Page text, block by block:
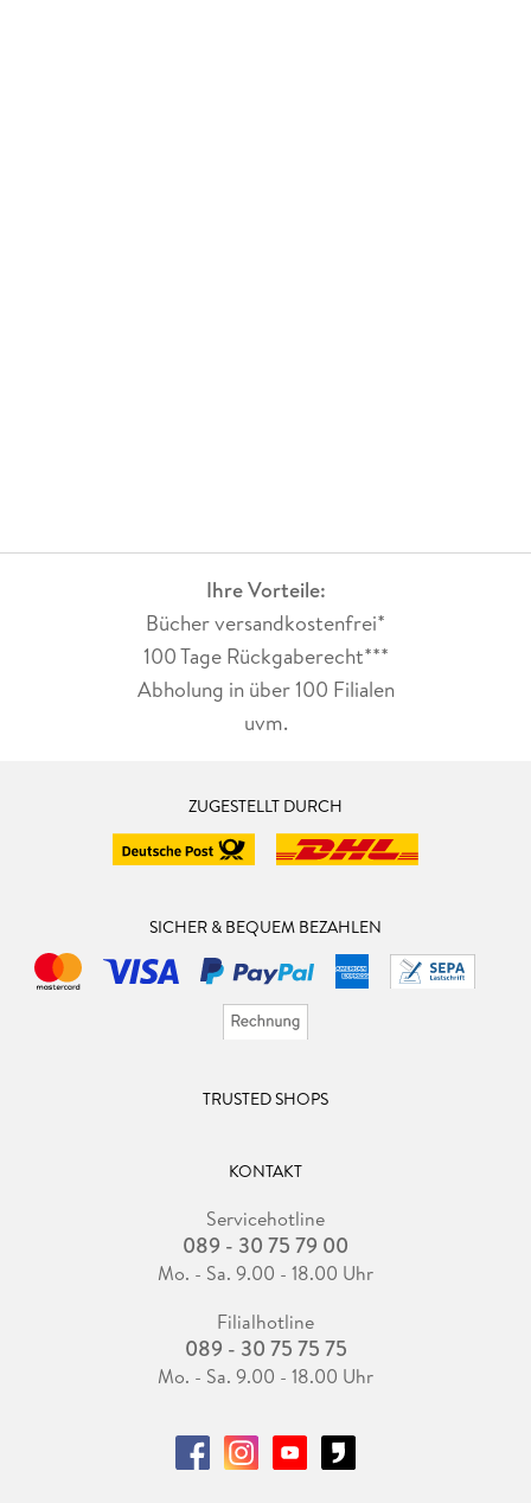
Ihre Vorteile:
Bücher versandkostenfrei*
100 Tage Rückgaberecht***
Abholung in über 100 Filialen
uvm.
ZUGESTELLT DURCH
SICHER & BEQUEM BEZAHLEN
TRUSTED SHOPS
KONTAKT
Servicehotline
089 - 30 75 79 00
Mo. - Sa. 9.00 - 18.00 Uhr
Filialhotline
089 - 30 75 75 75
Mo. - Sa. 9.00 - 18.00 Uhr